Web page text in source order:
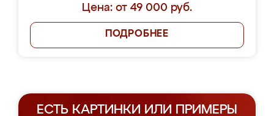
Цена: от 49 000 руб.
ПОДРОБНЕЕ
ЕСТЬ КАРТИНКИ ИЛИ ПРИМЕРЫ